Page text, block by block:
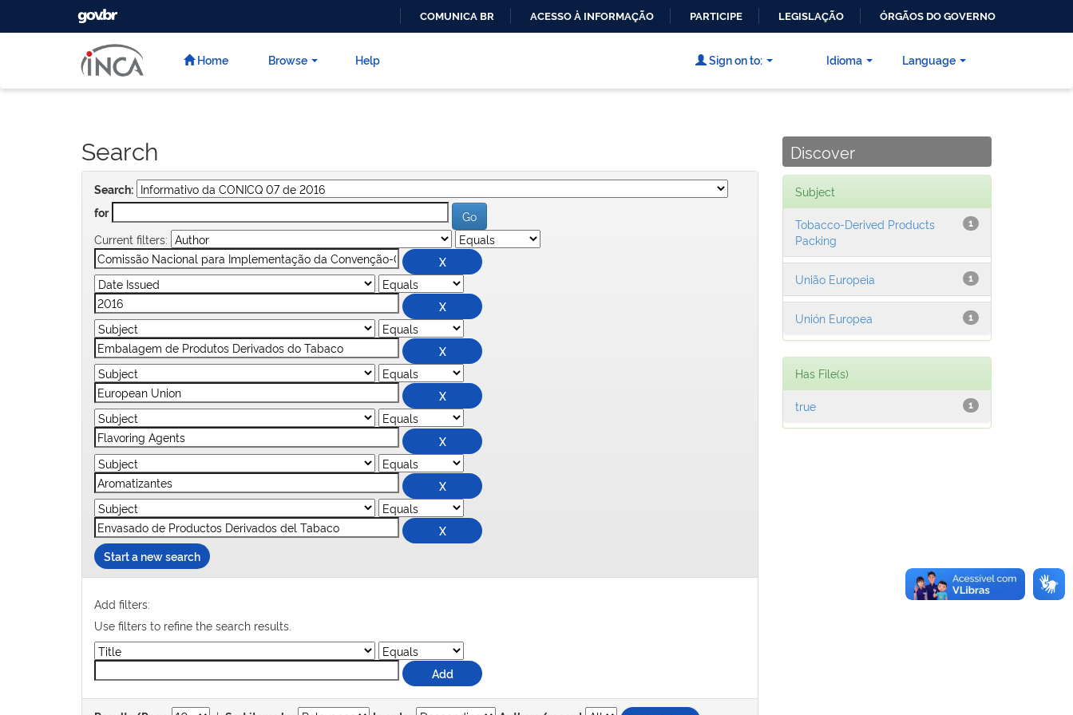
CONTEÚDO
GOVBR
COMUNICA BR ACESSO À INFORMAÇÃO PARTICIPE LEGISLAÇÃO ÓRGÃOS DO GOVERNO
Home Browse Help Language
Sign on to: Idioma
Search
Search:
for
Current filters:
Start a new search
Add filters:
Use filters to refine the search results.
Discover
Subject
1
Tobacco-Derived Products
Packing
1
União Europeia
1
Unión Europea
Has File(s)
1
true